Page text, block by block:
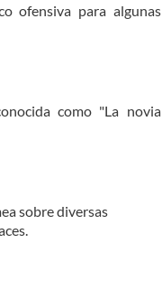
ofensiva para algunas
como "La novia
sobre diversas